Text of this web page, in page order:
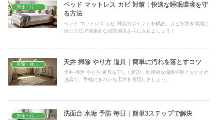
掃除・片付け
ベッド マットレス カビ 対策｜快適な睡眠環境を守
る方法
ベッド マットレス カビ 対策のポイントを解説。カビを防ぎ清潔に
保つ方法で健康的な寝室環境を手に入れましょう！
掃除・片付け 天井 掃除 やり方 道具｜簡単に汚れを落とすコツ
天井 掃除 やり方 道具を詳しく解説。効果的な掃除手順とおすすめ
道具で、手軽にきれいな天井を実現しましょう。
洗面台 水垢 予防 毎日｜簡単3ステップで解決